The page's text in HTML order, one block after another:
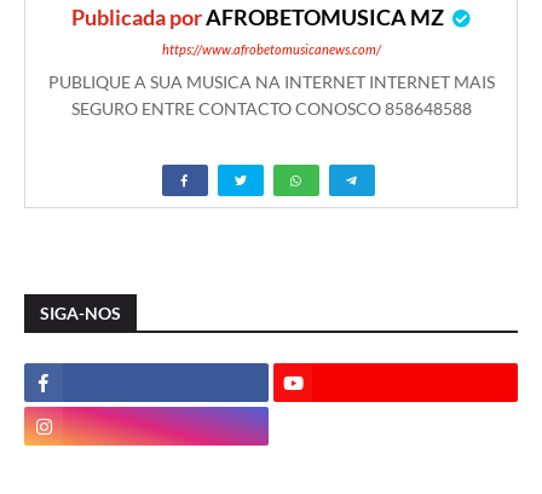
Publicada porAFROBETOMUSICA MZ
https://www.afrobetomusicanews.com/
PUBLIQUE A SUA MUSICA NA INTERNET INTERNET MAIS
SEGURO ENTRE CONTACTO CONOSCO 858648588
SIGA-NOS